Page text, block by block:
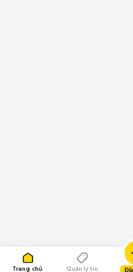
Trang chủ Quản lý tin